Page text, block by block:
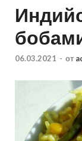
06.03.2021 - от